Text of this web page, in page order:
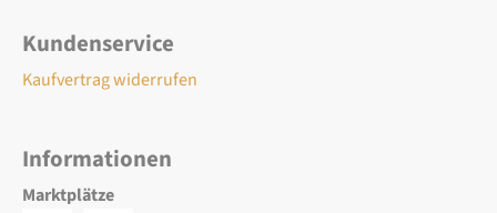
Kundenservice
Kaufvertrag widerrufen
Informationen
Marktplätze